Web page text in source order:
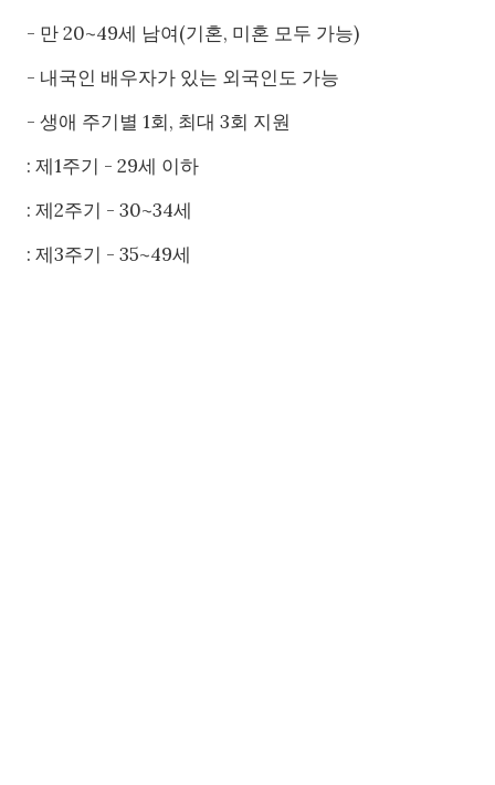
- 만 20~49세 남여(기혼, 미혼 모두 가능)
- 내국인 배우자가 있는 외국인도 가능
- 생애 주기별 1회, 최대 3회 지원
: 제1주기 - 29세 이하
: 제2주기 - 30~34세
: 제3주기 - 35~49세